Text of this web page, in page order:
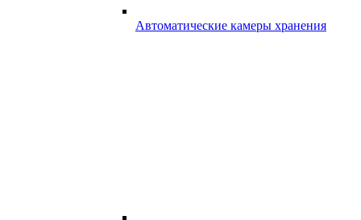
Автоматические камеры хранения